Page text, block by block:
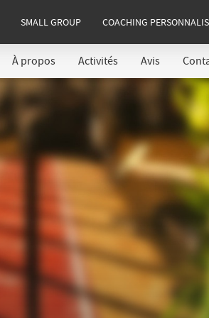
SMALL GROUP COACHING
À propos Activités Avis